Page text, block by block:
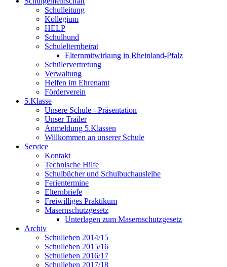
Schulleitung
Kollegium
HELP
Schulhund
Schulelternbeirat
Elternmitwirkung in Rheinland-Pfalz
Schülervertretung
Verwaltung
Helfen im Ehrenamt
Förderverein
5.Klasse
Unsere Schule - Präsentation
Unser Trailer
Anmeldung 5.Klassen
Willkommen an unserer Schule
Service
Kontakt
Technische Hilfe
Schulbücher und Schulbuchausleihe
Ferientermine
Elternbriefe
Freiwilliges Praktikum
Masernschutzgesetz
Unterlagen zum Masernschutzgesetz
Archiv
Schulleben 2014/15
Schulleben 2015/16
Schulleben 2016/17
Schulleben 2017/18